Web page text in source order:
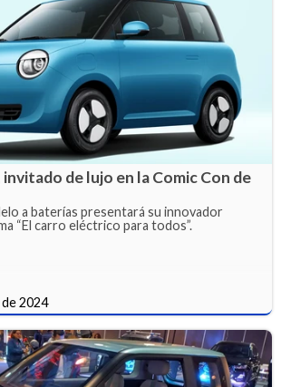
invitado de lujo en la Comic Con de
a baterías presentará su innovador
“El carro eléctrico para todos”.
2024